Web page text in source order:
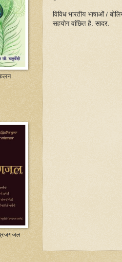
विविध भारतीय भाषाओं /
सहयोग वांछित है. सादर.